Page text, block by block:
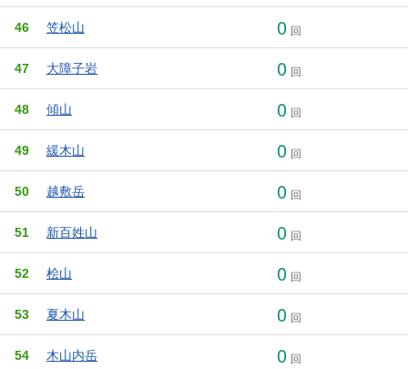
46 笠松山 0 回
47 大障子岩 0 回
48 傾山 0 回
49 緩木山 0 回
50 越敷岳 0 回
51 新百姓山 0 回
52 桧山 0 回
53 夏木山 0 回
54 木山内岳 0 回